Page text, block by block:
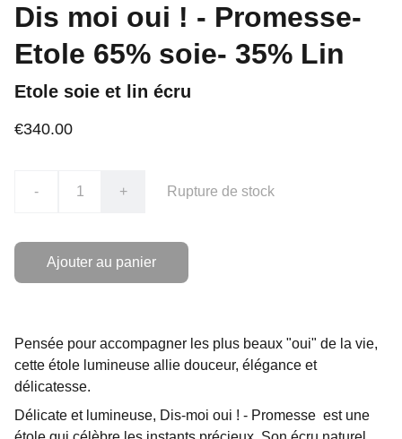
Dis moi oui ! - Promesse-
Etole 65% soie- 35% Lin
Etole soie et lin écru
€340.00
- + Rupture de stock
Ajouter au panier
Pensée pour accompagner les plus beaux "oui" de la vie,
cette étole lumineuse allie douceur, élégance et
délicatesse.
Délicate et lumineuse, Dis-moi oui ! - Promesse est une